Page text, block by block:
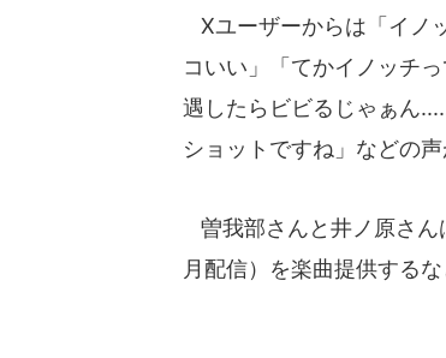
Xユーザーからは「イノ
コいい」「てかイノッチ
遇したらビビるじゃぁん
ショットですね」などの声
曽我部さんと井ノ原さん
月配信）を楽曲提供する